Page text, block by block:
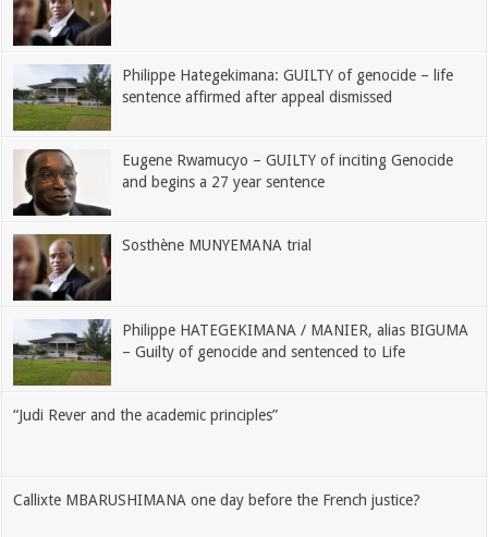
Philippe Hategekimana: GUILTY of genocide – life
sentence affirmed after appeal dismissed
Eugene Rwamucyo – GUILTY of inciting Genocide
and begins a 27 year sentence
Sosthène MUNYEMANA trial
Philippe HATEGEKIMANA / MANIER, alias BIGUMA
– Guilty of genocide and sentenced to Life
“Judi Rever and the academic principles”
Callixte MBARUSHIMANA one day before the French justice?